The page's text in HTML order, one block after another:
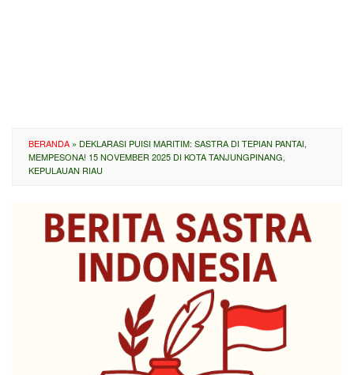
BERANDA » DEKLARASI PUISI MARITIM: SASTRA DI TEPIAN PANTAI,
MEMPESONA! 15 NOVEMBER 2025 DI KOTA TANJUNGPINANG,
KEPULAUAN RIAU